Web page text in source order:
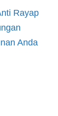
Rayap
Anda